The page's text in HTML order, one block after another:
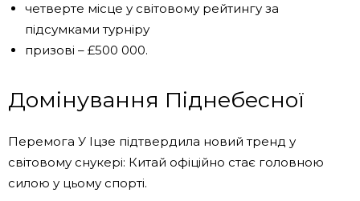
четверте місце у світовому рейтингу за
підсумками турніру
призові – £500 000.
Домінування Піднебесної
Перемога У Іцзе підтвердила новий тренд у
світовому снукері: Китай офіційно стає головною
силою у цьому спорті.